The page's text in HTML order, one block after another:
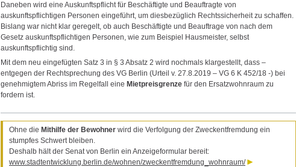
Daneben wird eine Auskunftspflicht für Beschäftigte und Beauftragte von
auskunftspflichtigen Personen eingeführt, um diesbezüglich Rechtssicherheit zu schaffen.
Bislang war nicht klar geregelt, ob auch Beschäftigte und Beauftrage von nach dem
Gesetz auskunftspflichtigen Personen, wie zum Beispiel Hausmeister, selbst
auskunftspflichtig sind.
Mit dem neu eingefügten Satz 3 in § 3 Absatz 2 wird nochmals klargestellt, dass –
entgegen der Rechtsprechung des VG Berlin (Urteil v. 27.8.2019 – VG 6 K 452/18 -) bei
genehmigtem Abriss im Regelfall eine Mietpreisgrenze für den Ersatzwohnraum zu
fordern ist.
Ohne die Mithilfe der Bewohner wird die Verfolgung der Zweckentfremdung ein
stumpfes Schwert bleiben.
Deshalb hält der Senat von Berlin ein Anzeigeformular bereit:
www.stadtentwicklung.berlin.de/wohnen/zweckentfremdung_wohnraum/